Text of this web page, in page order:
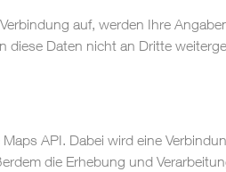
auf, werden Ihre
diese Daten nicht an Dritte
API. Dabei wird eine
die Erhebung und